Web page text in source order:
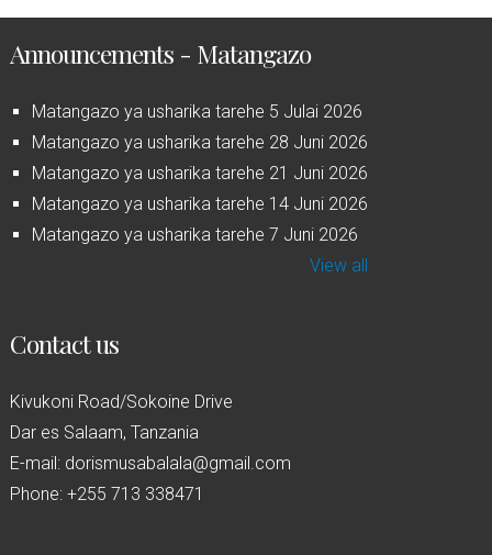
Announcements - Matangazo
Matangazo ya usharika tarehe 5 Julai 2026
Matangazo ya usharika tarehe 28 Juni 2026
Matangazo ya usharika tarehe 21 Juni 2026
Matangazo ya usharika tarehe 14 Juni 2026
Matangazo ya usharika tarehe 7 Juni 2026
View all
Contact us
Kivukoni Road/Sokoine Drive
Dar es Salaam, Tanzania
E-mail: dorismusabalala@gmail.com
Phone: +255 713 338471